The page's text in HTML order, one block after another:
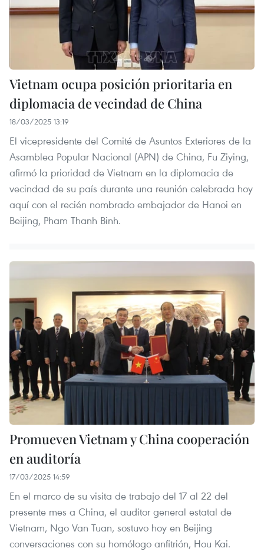
Vietnam ocupa posición prioritaria en
diplomacia de vecindad de China
18/03/2025 13:19
El vicepresidente del Comité de Asuntos Exteriores de la
Asamblea Popular Nacional (APN) de China, Fu Ziying,
afirmó la prioridad de Vietnam en la diplomacia de
vecindad de su país durante una reunión celebrada hoy
aquí con el recién nombrado embajador de Hanoi en
Beijing, Pham Thanh Binh.
Promueven Vietnam y China cooperación
en auditoría
17/03/2025 14:59
En el marco de su visita de trabajo del 17 al 22 del
presente mes a China, el auditor general estatal de
Vietnam, Ngo Van Tuan, sostuvo hoy en Beijing
conversaciones con su homólogo anfitrión, Hou Kai.